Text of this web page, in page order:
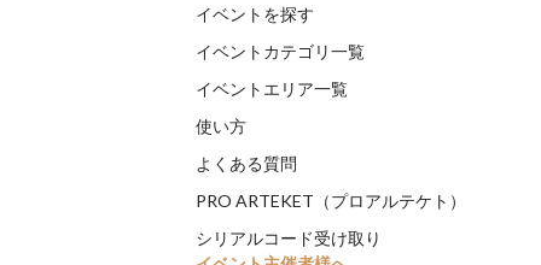
イベントを探す
イベントカテゴリ一覧
イベントエリア一覧
使い方
よくある質問
PRO ARTEKET（プロアルテケト）
シリアルコード受け取り